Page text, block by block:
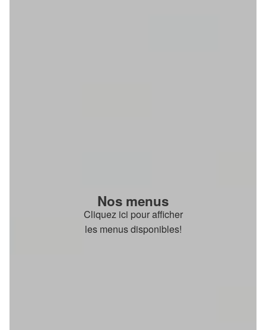
Nos menus
Cliquez ici pour afficher
les menus disponibles!